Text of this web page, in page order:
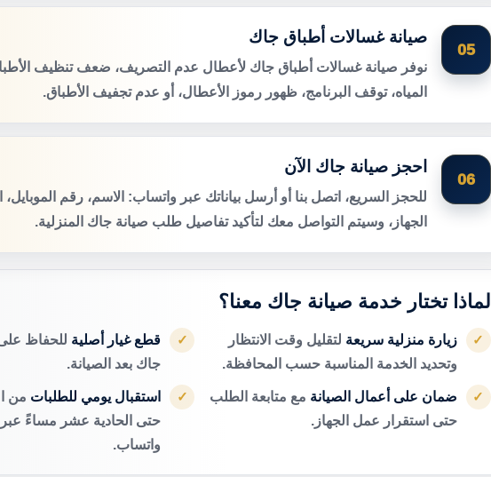
05
صيانة غسالات أطباق جاك
نوفر صيانة غسالات أطباق جاك لأعطال عدم التصريف، ضعف تنظيف
المياه، توقف البرنامج، ظهور رموز الأعطال، أو عدم تجفيف الأطباق.
06
احجز صيانة جاك الآن
للحجز السريع، اتصل بنا أو أرسل بياناتك عبر واتساب: الاسم، رقم
الجهاز، وسيتم التواصل معك لتأكيد تفاصيل طلب صيانة جاك المنزلية.
لماذا تختار خدمة صيانة جاك معنا؟
✓ زيارة منزلية سريعة لتقليل وقت الانتظار
وتحديد الخدمة المناسبة حسب المحافظة.
✓ قطع غيار أصلية للحفاظ
جاك بعد الصيانة.
✓ ضمان على أعمال الصيانة مع متابعة الطلب
حتى استقرار عمل الجهاز.
✓ استقبال يومي للطلبات من
حتى الحادية عشر مساءً عبر
واتساب.